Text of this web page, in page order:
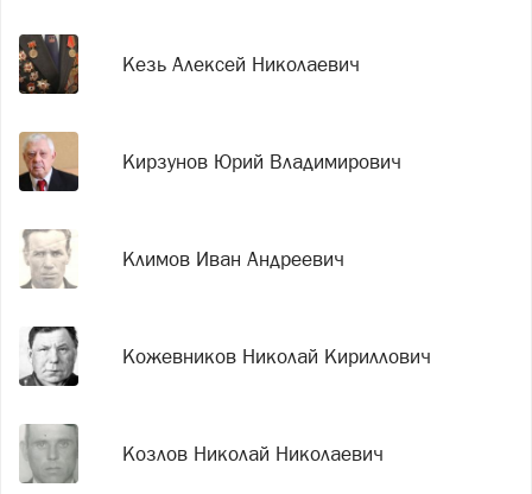
Кезь Алексей Николаевич
Кирзунов Юрий Владимирович
Климов Иван Андреевич
Кожевников Николай Кириллович
Козлов Николай Николаевич